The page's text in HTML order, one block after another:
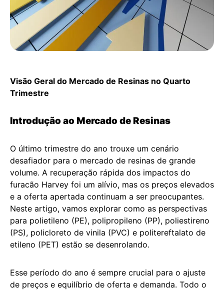
Visão Geral do Mercado de Resinas no Quarto
Trimestre
Introdução ao Mercado de Resinas
O último trimestre do ano trouxe um cenário
desafiador para o mercado de resinas de grande
volume. A recuperação rápida dos impactos do
furacão Harvey foi um alívio, mas os preços elevados
e a oferta apertada continuam a ser preocupantes.
Neste artigo, vamos explorar como as perspectivas
para polietileno (PE), polipropileno (PP), poliestireno
(PS), policloreto de vinila (PVC) e politereftalato de
etileno (PET) estão se desenrolando.
Esse período do ano é sempre crucial para o ajuste
de preços e equilíbrio de oferta e demanda. Todo o